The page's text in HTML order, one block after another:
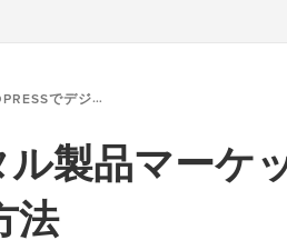
ル製品マーケットプレイスを作成する方法
製品マーケ
法